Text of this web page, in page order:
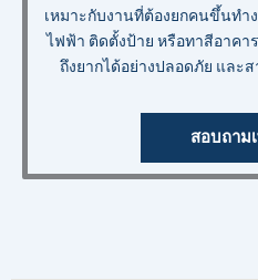
เหมาะกับงานที่ต้องยกคนขึ้นทำ
ไฟฟ้า ติดตั้งป้าย หรือทาสีอาคา
ถึงยากได้อย่างปลอดภัย และ
สอบถาม